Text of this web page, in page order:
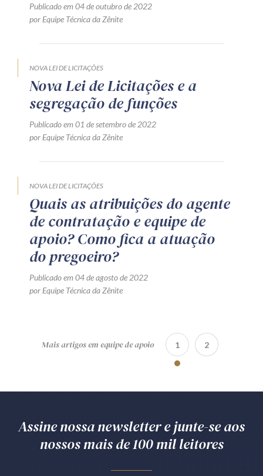
Publicado em 04 de outubro de 2022
por Equipe Técnica da Zênite
NOVA LEI DE LICITAÇÕES
Nova Lei de Licitações e a
segregação de funções
Publicado em 01 de setembro de 2022
por Equipe Técnica da Zênite
NOVA LEI DE LICITAÇÕES
Quais as atribuições do agente
de contratação e equipe de
apoio? Como fica a atuação
do pregoeiro?
Publicado em 04 de agosto de 2022
por Equipe Técnica da Zênite
Mais artigos em equipe de apoio 1 2
Assine nossa newsletter e junte-se aos
nossos mais de 100 mil leitores